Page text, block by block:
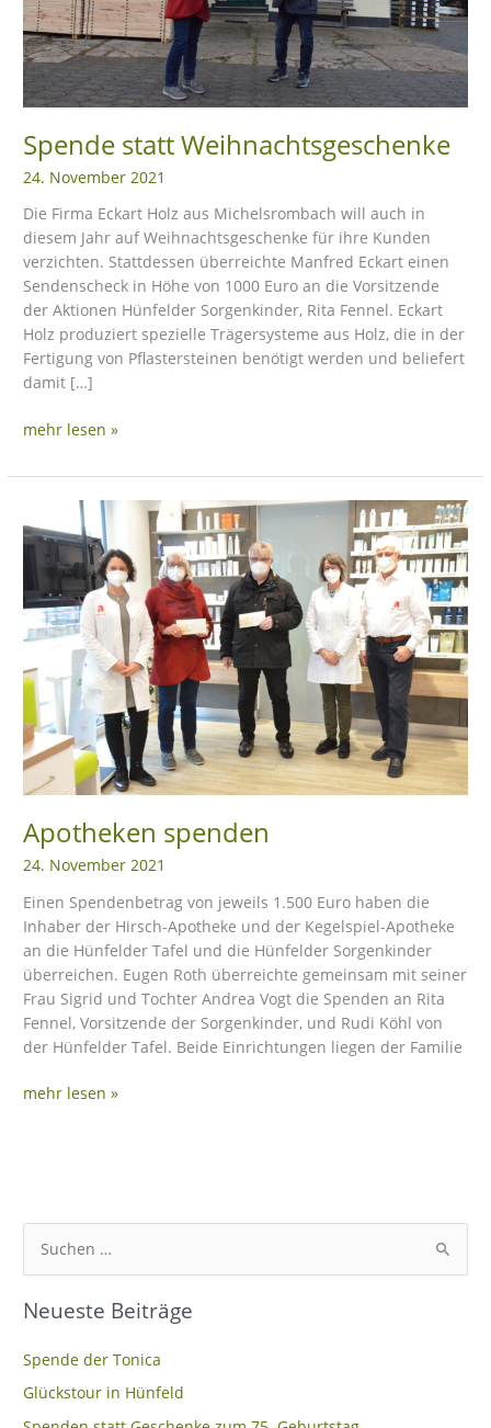
Spende statt Weihnachtsgeschenke
24. November 2021
Die Firma Eckart Holz aus Michelsrombach will auch in
diesem Jahr auf Weihnachtsgeschenke für ihre Kunden
verzichten. Stattdessen überreichte Manfred Eckart einen
Sendenscheck in Höhe von 1000 Euro an die Vorsitzende
der Aktionen Hünfelder Sorgenkinder, Rita Fennel. Eckart
Holz produziert spezielle Trägersysteme aus Holz, die in der
Fertigung von Pflastersteinen benötigt werden und beliefert
damit […]
mehr lesen »
Apotheken spenden
24. November 2021
Einen Spendenbetrag von jeweils 1.500 Euro haben die
Inhaber der Hirsch-Apotheke und der Kegelspiel-Apotheke
an die Hünfelder Tafel und die Hünfelder Sorgenkinder
überreichen. Eugen Roth überreichte gemeinsam mit seiner
Frau Sigrid und Tochter Andrea Vogt die Spenden an Rita
Fennel, Vorsitzende der Sorgenkinder, und Rudi Köhl von
der Hünfelder Tafel. Beide Einrichtungen liegen der Familie
Apotheken
spenden
mehr lesen »
u
c
e
n
Neueste Beiträge
Spende der Tonica
Glückstour in Hünfeld